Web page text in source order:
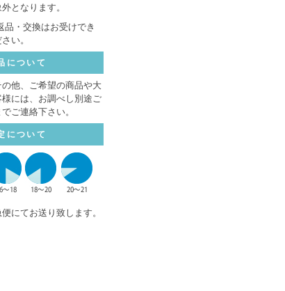
となります。
品・交換はお受けでき
い。
について
他、ご希望の商品や大
には、お調べし別途ご
ご連絡下さい。
について
にてお送り致します。